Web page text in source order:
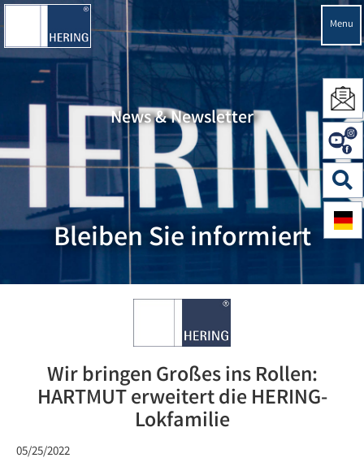
Menu
News & Newsletter
Bleiben Sie informiert
Wir bringen Großes ins Rollen:
HARTMUT erweitert die HERING-
Lokfamilie
05/25/2022